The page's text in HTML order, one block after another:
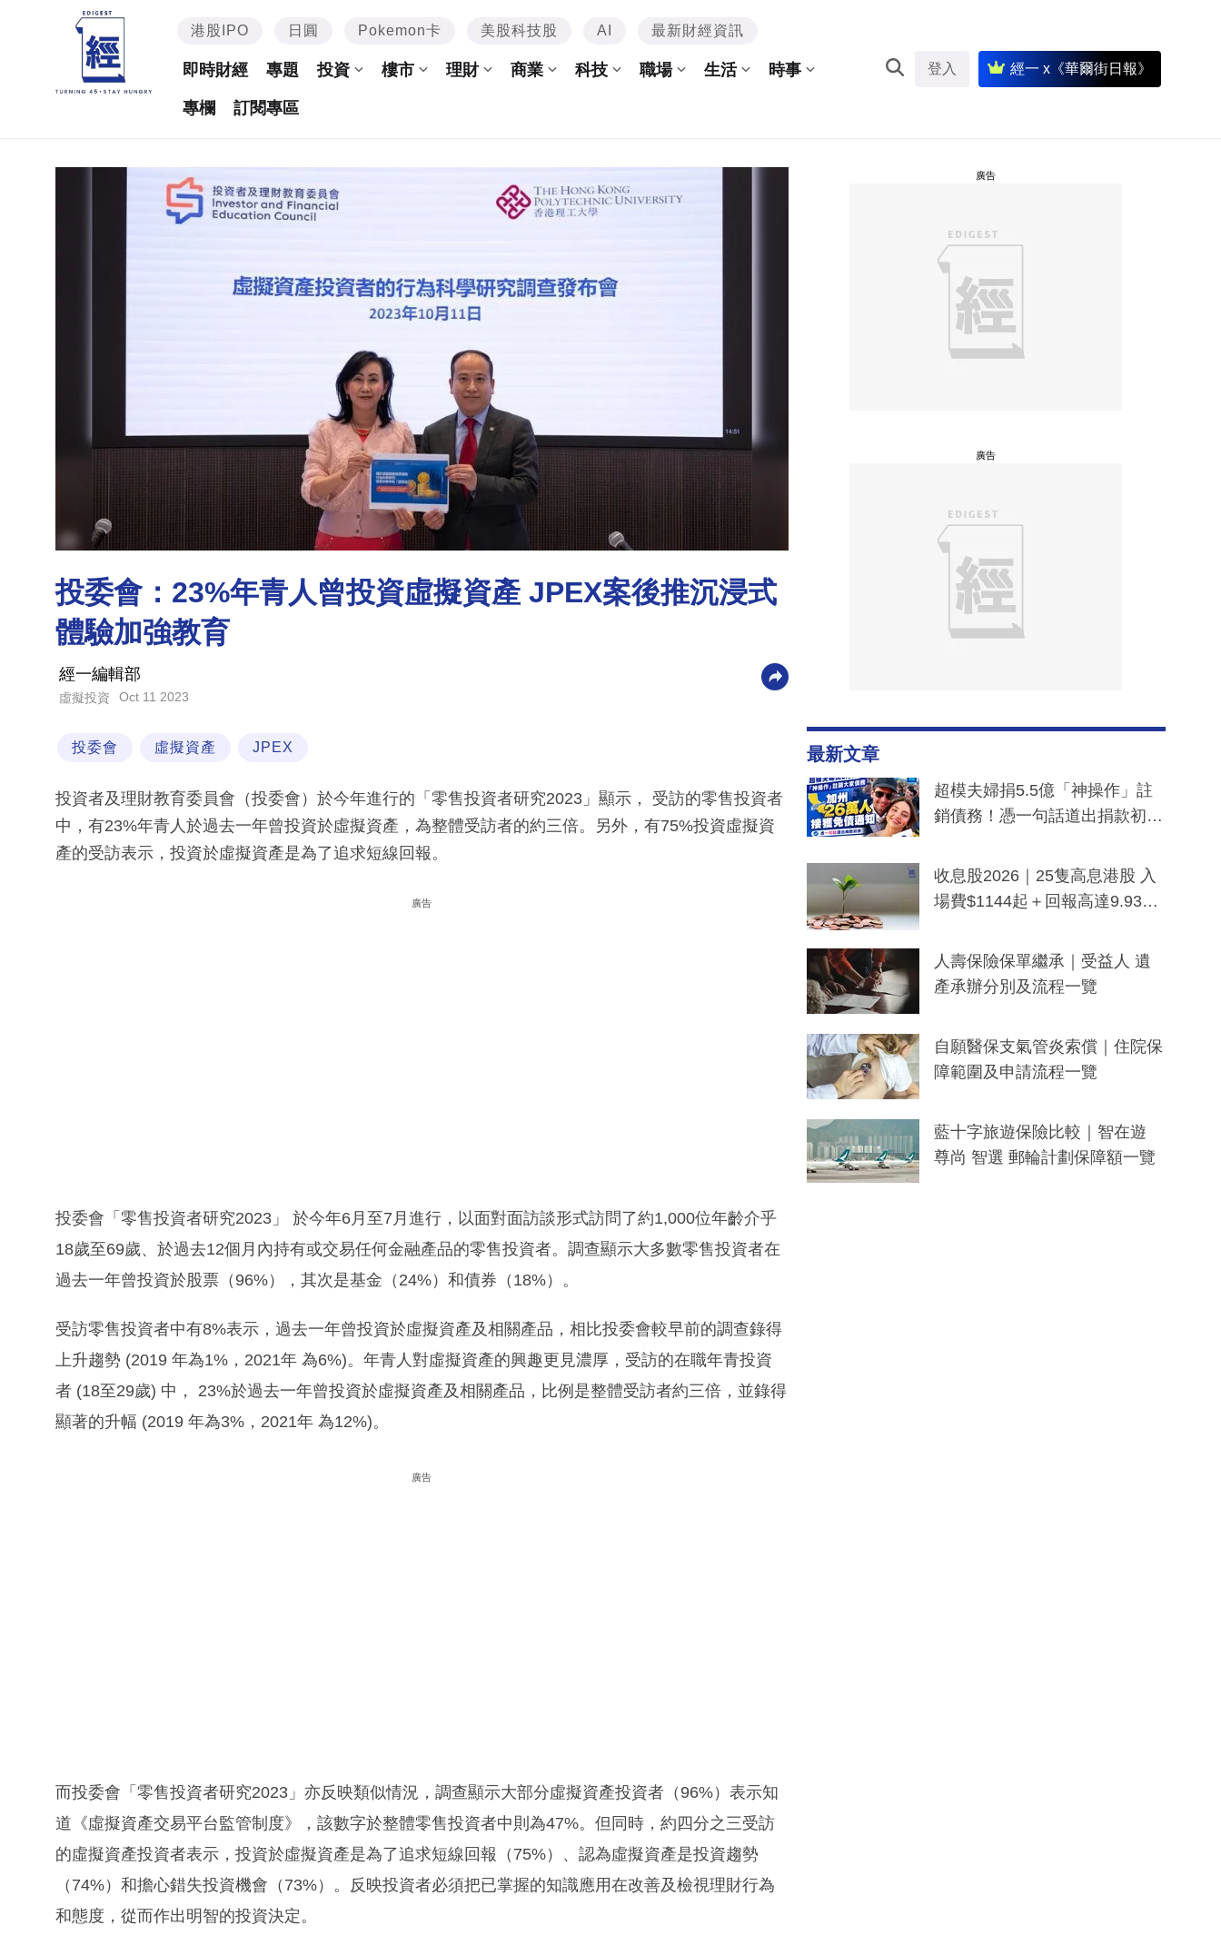
港股IPO 日圓 Pokemon卡 美股科技股 AI 最新財經資訊
即時財經 專題 投資 樓市 理財 商業 科技 職場 生活 時事
專欄 訂閱專區
登入 經一 x《華爾街日報》
投委會：23%年青人曾投資虛擬資產 JPEX案後推沉浸式
體驗加強教育
經一編輯部
虛擬投資 Oct 11 2023
投委會 虛擬資產 JPEX
投資者及理財教育委員會（投委會）於今年進行的「零售投資者研究2023」顯示， 受訪的零售投資者
中，有23%年青人於過去一年曾投資於虛擬資產，為整體受訪者的約三倍。另外，有75%投資虛擬資
產的受訪表示，投資於虛擬資產是為了追求短線回報。
廣告
投委會「零售投資者研究2023」 於今年6月至7月進行，以面對面訪談形式訪問了約1,000位年齡介乎
18歲至69歲、於過去12個月內持有或交易任何金融產品的零售投資者。調查顯示大多數零售投資者在
過去一年曾投資於股票（96%），其次是基金（24%）和債券（18%）。
受訪零售投資者中有8%表示，過去一年曾投資於虛擬資產及相關產品，相比投委會較早前的調查錄得
上升趨勢 (2019 年為1%，2021年 為6%)。年青人對虛擬資產的興趣更見濃厚，受訪的在職年青投資
者 (18至29歲) 中， 23%於過去一年曾投資於虛擬資產及相關產品，比例是整體受訪者約三倍，並錄得
顯著的升幅 (2019 年為3%，2021年 為12%)。
廣告
而投委會「零售投資者研究2023」亦反映類似情況，調查顯示大部分虛擬資產投資者（96%）表示知
道《虛擬資產交易平台監管制度》，該數字於整體零售投資者中則為47%。但同時，約四分之三受訪
的虛擬資產投資者表示，投資於虛擬資產是為了追求短線回報（75%）、認為虛擬資產是投資趨勢
（74%）和擔心錯失投資機會（73%）。反映投資者必須把已掌握的知識應用在改善及檢視理財行為
和態度，從而作出明智的投資決定。
廣告
廣告
最新文章
超模夫婦捐5.5億「神操作」註
銷債務！憑一句話道出捐款初
一度被誤當詐騙手段
收息股2026｜25隻高息港股 入
場費$1144起＋回報高達9.93
人壽保險保單繼承｜受益人 遺
產承辦分別及流程一覽
自願醫保支氣管炎索償｜住院保
障範圍及申請流程一覽
藍十字旅遊保險比較｜智在遊
尊尚 智選 郵輪計劃保障額一覽